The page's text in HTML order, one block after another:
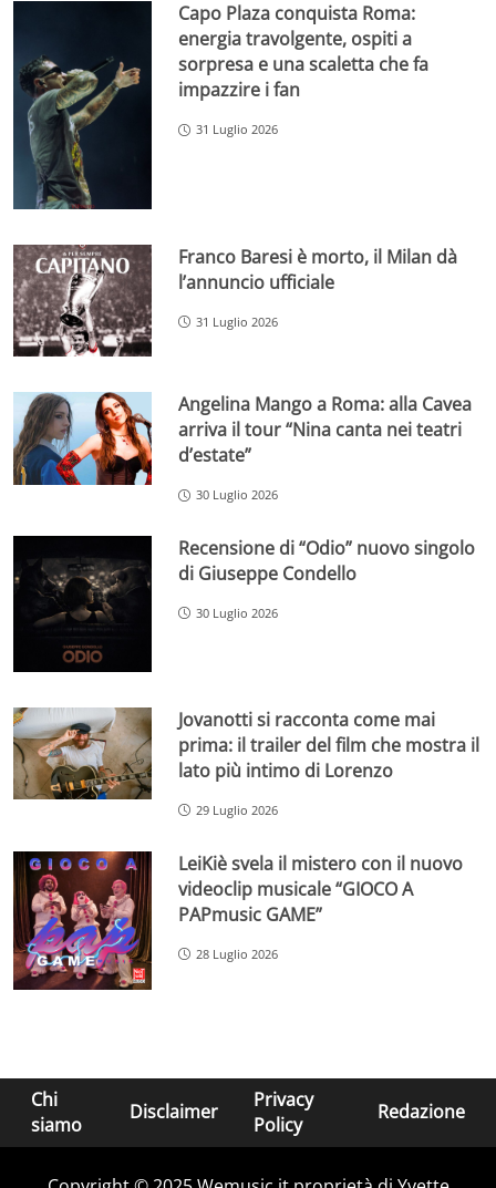
Capo Plaza conquista Roma:
energia travolgente, ospiti a
sorpresa e una scaletta che fa
impazzire i fan
31 Luglio 2026
Franco Baresi è morto, il Milan dà
l’annuncio ufficiale
31 Luglio 2026
Angelina Mango a Roma: alla Cavea
arriva il tour “Nina canta nei teatri
d’estate”
30 Luglio 2026
Recensione di “Odio” nuovo singolo
di Giuseppe Condello
30 Luglio 2026
Jovanotti si racconta come mai
prima: il trailer del film che mostra il
lato più intimo di Lorenzo
29 Luglio 2026
LeiKiè svela il mistero con il nuovo
videoclip musicale “GIOCO A
PAPmusic GAME”
28 Luglio 2026
Chi
siamo
Disclaimer
Privacy
Policy
Redazione